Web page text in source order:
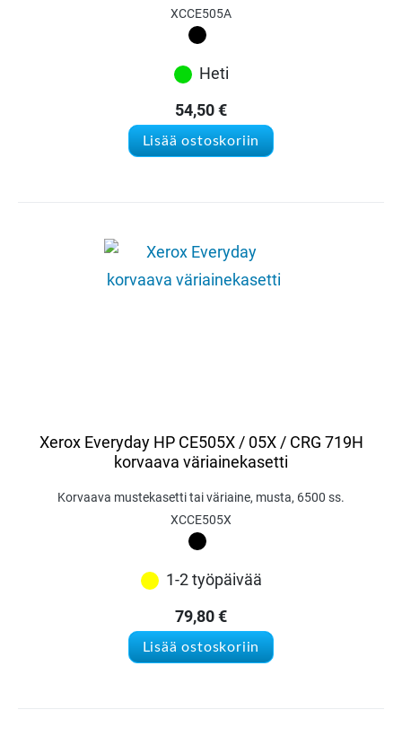
XCCE505A
Heti
54,50€
Lisää ostoskoriin
Xerox Everyday HP CE505X / 05X / CRG 719H
korvaava väriainekasetti
Korvaava mustekasetti tai väriaine, musta, 6500 ss.
XCCE505X
1-2 työpäivää
79,80€
Lisää ostoskoriin